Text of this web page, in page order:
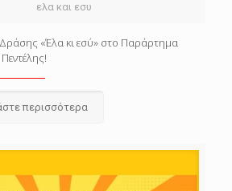
ελα και εσυ
«Έλα κι εσύ» στο Παράρτημα
περισσότερα